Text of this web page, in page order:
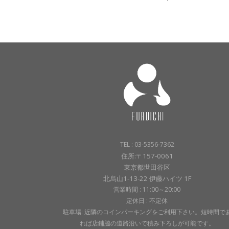
TEL : 03-5356-7362
住所:〒157-0061
東京都世田谷区
北烏山1-13-22 伊藤ハイツ 1F
営業時間 : 11:00～20:00
定休日 : 不定休
駐車場: 近隣のコインパーキングをご利用下さい。短時間で
れば店鋪脇の道路沿いで積み下ろしが可能です。